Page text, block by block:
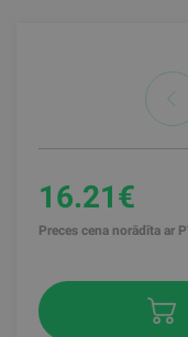
16.21€
Preces cena norādīta ar